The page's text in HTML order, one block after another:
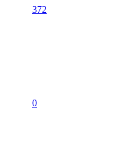
372
0